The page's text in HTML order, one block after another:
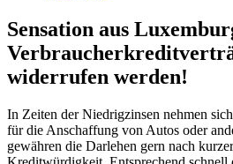
Sensation aus
widerrufen werden!
In Zeiten der Niedrigzinsen nehmen
für die Anschaffung von Autos oder
gewähren die Darlehen gern nach